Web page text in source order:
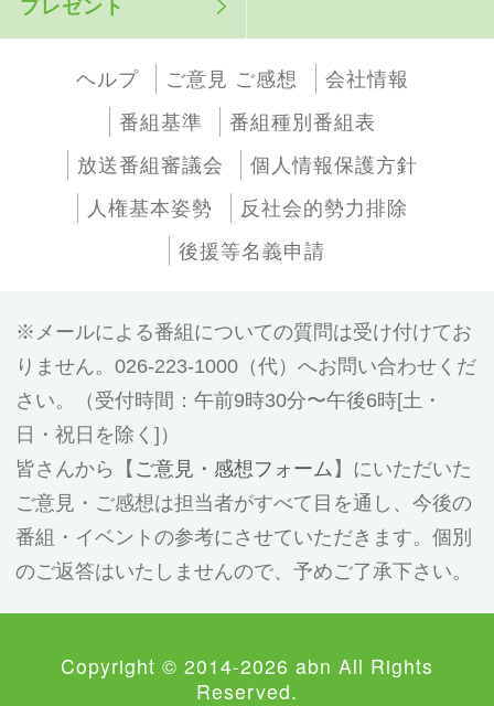
プレゼント
ヘルプ ご意見 ご感想
会社情報
番組基準
番組種別番組表
放送番組審議会
個人情報保護方針
人権基本姿勢
反社会的勢力排除
後援等名義申請
メールによる番組についての質問は受け付けてお
りません。026-223-1000（代）へお問い合わせくだ
さい。（受付時間：午前9時30分〜午後6時[土・
日・祝日を除く]）
皆さんから【 ご意見・感想フォーム 】にいただいた
ご意見・ご感想は担当者がすべて目を通し、今後の
番組・イベントの参考にさせていただきます。個別
のご返答はいたしませんので、予めご了承下さい。
Copyright © 2014-2026 abn All Rights
Reserved.